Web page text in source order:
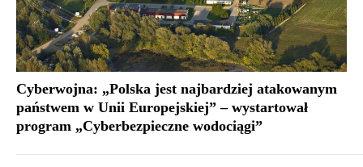
Cyberwojna: „Polska jest najbardziej atakowanym
państwem w Unii Europejskiej” – wystartował
program „Cyberbezpieczne wodociągi”